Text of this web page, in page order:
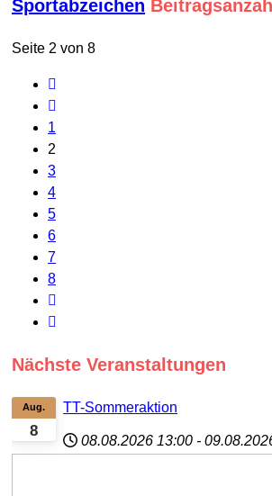
Sportabzeichen
Seite 2 von 8
1
2
3
4
5
6
7
8
Nächste Veranstaltungen
8
Aug. TT-Sommeraktion
08.08.2026 13:00 -